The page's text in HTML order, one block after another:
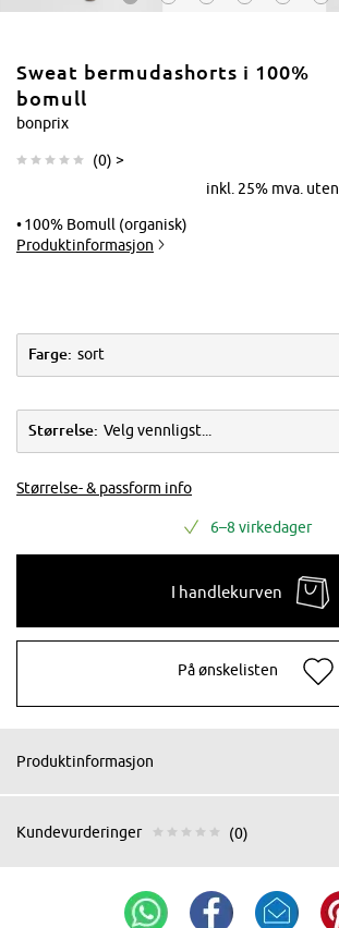
Sweat bermudashorts i 100%
bomull
bonprix
(0) >
inkl. 25% mva. uten
100% Bomull (organisk)
Produktinformasjon
Farge: sort
Størrelse: Velg vennligst...
Størrelse- & passform info
6–8 virkedager
I handlekurven
På ønskelisten
Produktinformasjon
Kundevurderinger (0)